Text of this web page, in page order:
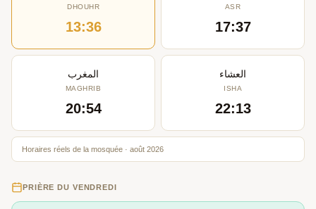
DHOUHR
13:36
ASR
17:37
المغرب
MAGHRIB
20:54
العشاء
ISHA
22:13
Horaires réels de la mosquée · août 2026
PRIÈRE DU VENDREDI